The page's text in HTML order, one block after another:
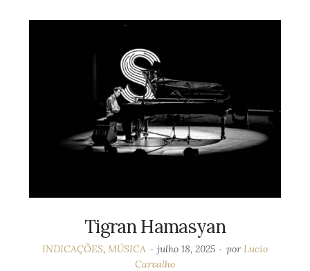
Tigran Hamasyan
INDICAÇÕES,MÚSICA julho 18, 2025 porLucio
Carvalho